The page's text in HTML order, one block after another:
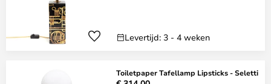
Levertijd: 3 - 4 weken
Toiletpaper Tafellamp Lipsticks - Seletti